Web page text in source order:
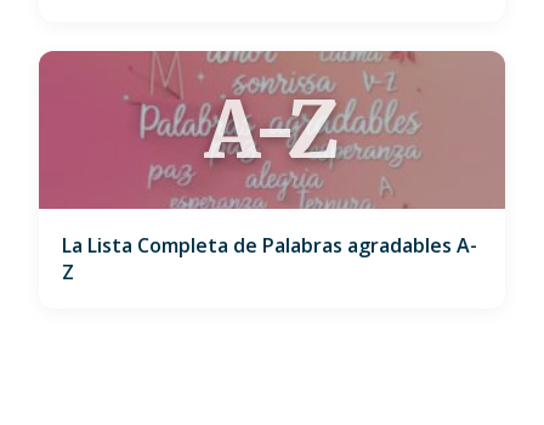
A-Z
La Lista Completa de Palabras agradables A-
Z